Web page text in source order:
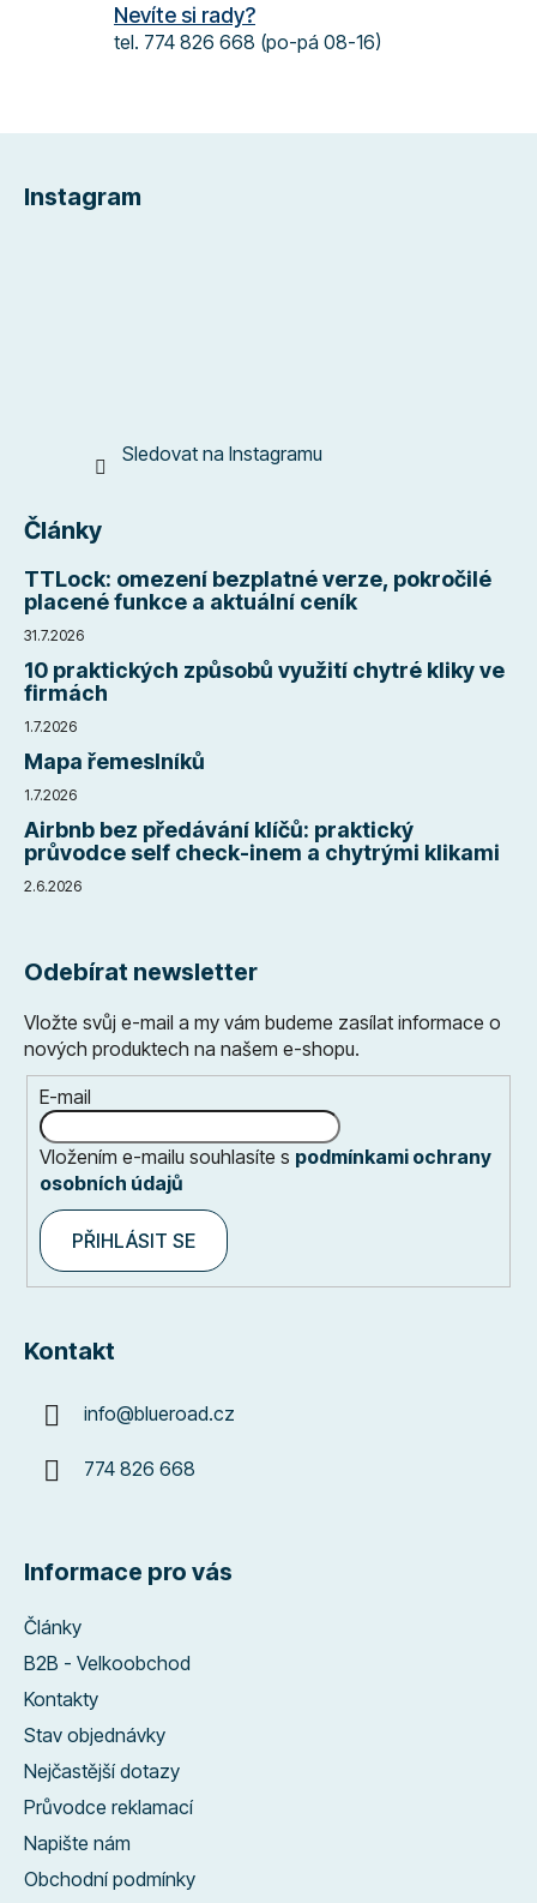
s
Nevíte si rady?
tel. 774 826 668 (po-pá 08-16)
Instagram
Sledovat na Instagramu
Články
TTLock: omezení bezplatné verze, pokročilé
placené funkce a aktuální ceník
31.7.2026
10 praktických způsobů využití chytré kliky ve
firmách
1.7.2026
Mapa řemeslníků
1.7.2026
Airbnb bez předávání klíčů: praktický
průvodce self check-inem a chytrými klikami
2.6.2026
Odebírat newsletter
Vložte svůj e-mail a my vám budeme zasílat informace o
nových produktech na našem e-shopu.
E-mail
Vložením e-mailu souhlasíte s podmínkami ochrany
osobních údajů
PŘIHLÁSIT SE
Kontakt
info@blueroad.cz
774 826 668
Informace pro vás
Články
B2B - Velkoobchod
Kontakty
Stav objednávky
Nejčastější dotazy
Průvodce reklamací
Napište nám
Obchodní podmínky